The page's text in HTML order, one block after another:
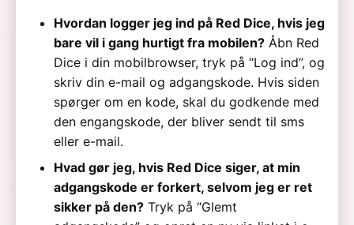
Hvordan logger jeg ind på Red Dice, hvis jeg
bare vil i gang hurtigt fra mobilen? Åbn Red
Dice i din mobilbrowser, tryk på “Log ind”, og
skriv din e-mail og adgangskode. Hvis siden
spørger om en kode, skal du godkende med
den engangskode, der bliver sendt til sms
eller e-mail.
Hvad gør jeg, hvis Red Dice siger, at min
adgangskode er forkert, selvom jeg er ret
sikker på den? Tryk på “Glemt